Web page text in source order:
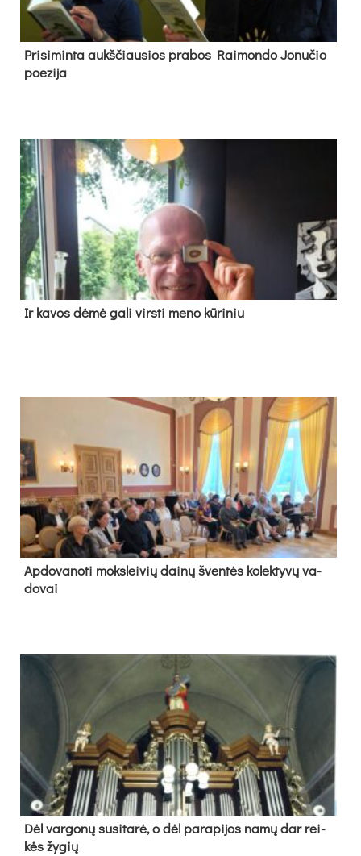
Pri­si­min­ta aukš­čiau­sios pra­bos Rai­mon­do Jo­nu­čio
poe­zi­ja
Ir ka­vos dė­mė ga­li virs­ti me­no kū­ri­niu
Ap­do­va­no­ti moks­lei­vių dai­nų šven­tės ko­lek­ty­vų va­
do­vai
Dėl var­go­nų su­si­ta­rė, o dėl pa­ra­pi­jos na­mų dar rei­
kės žy­gių